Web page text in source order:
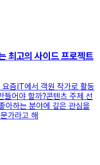
최고의 사이드 프로젝트
즘IT에서 객원 작가로 활동
들어야 할까?콘텐츠 주제 선
아하는 분야에 깊은 관심을
가라고 해